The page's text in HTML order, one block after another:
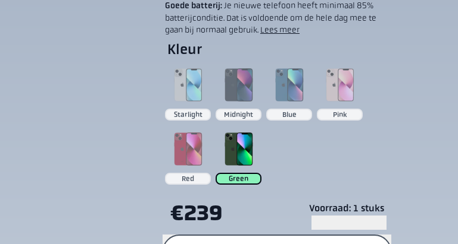
Goede batterij: Je nieuwe telefoon heeft minimaal 85%
batterijconditie. Dat is voldoende om de hele dag mee te
gaan bij normaal gebruik. Lees meer
Kleur
Starlight Midnight Blue Pink
Red Green
€239 Voorraad: 1 stuks